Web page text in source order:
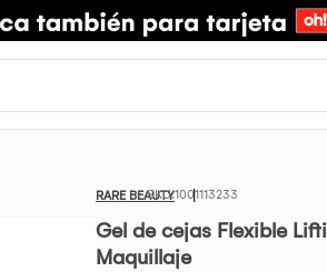
RARE BEAUTY1001113233
Gel de cejas Flexible
Maquillaje